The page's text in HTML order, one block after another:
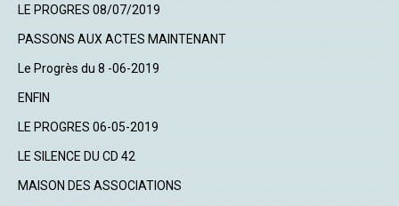
LE PROGRES 08/07/2019
PASSONS AUX ACTES MAINTENANT
Le Progrès du 8 -06-2019
ENFIN
LE PROGRES 06-05-2019
LE SILENCE DU CD 42
MAISON DES ASSOCIATIONS